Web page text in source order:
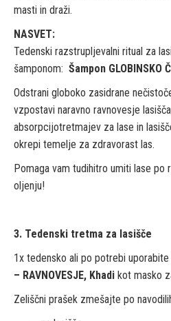
masti in draži.
NASVET:
Tedenski razstrupljevalni ritual za
šamponom: ⁠ Šampon GLOBINSKO
Odstrani globoko zasidrane
vzpostavi naravno ravnovesje
absorpcijotretmajev za lase in
okrepi temelje za zdravorast las. ⁠
⁠Pomaga vam tudihitro umiti lase po
oljenju!
3. Tedenski tretma za lasišče
1x tedensko ali po potrebi uporabite
– RAVNOVESJE, Khadi kot masko
Zeliščni prašek zmešajte po